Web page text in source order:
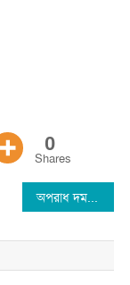
0
Shares
অপরাধ দমনে পুলিশ-জনগণের সু-সম্পর্ক প্রয়োজন: বিশ্বনাথে এসপি ফরিদ উদ্দিন